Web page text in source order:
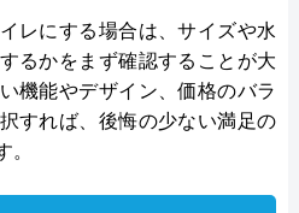
レにする場合は、サイズや水
るかをまず確認することが大
機能やデザイン、価格のバラ
すれば、後悔の少ない満足の
。